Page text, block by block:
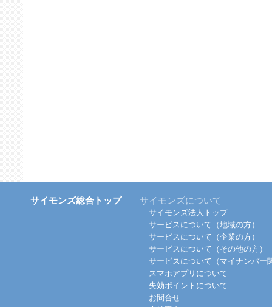
サイモンズ総合トップ サイモンズについて
サイモンズ法人トップ
サービスについて（地域の方）
サービスについて（企業の方）
サービスについて（その他の方）
サービスについて（マイナンバー
スマホアプリについて
失効ポイントについて
お問合せ